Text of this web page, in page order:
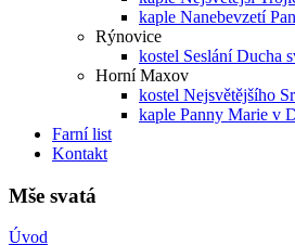
kaple Nanebevzetí
Rýnovice
kostel Seslání Ducha
Horní Maxov
kostel Nejsvětějšího
kaple Panny Marie v
Farní list
Kontakt
Mše svatá
Úvod